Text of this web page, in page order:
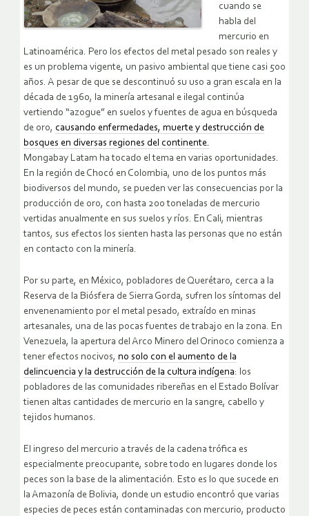
cuando se
habla del
mercurio en
Latinoamérica. Pero los efectos del metal pesado son reales y
es un problema vigente, un pasivo ambiental que tiene casi 500
años. A pesar de que se descontinuó su uso a gran escala en la
década de 1960, la minería artesanal e ilegal continúa
vertiendo “azogue” en suelos y fuentes de agua en búsqueda
de oro, causando enfermedades, muerte y destrucción de
bosques en diversas regiones del continente.
Mongabay Latam ha tocado el tema en varias oportunidades.
En la región de Chocó en Colombia, uno de los puntos más
biodiversos del mundo, se pueden ver las consecuencias por la
producción de oro, con hasta 200 toneladas de mercurio
vertidas anualmente en sus suelos y ríos. En Cali, mientras
tantos, sus efectos los sienten hasta las personas que no están
en contacto con la minería.
Por su parte, en México, pobladores de Querétaro, cerca a la
Reserva de la Biósfera de Sierra Gorda, sufren los síntomas del
envenenamiento por el metal pesado, extraído en minas
artesanales, una de las pocas fuentes de trabajo en la zona. En
Venezuela, la apertura del Arco Minero del Orinoco comienza a
tener efectos nocivos, no solo con el aumento de la
delincuencia y la destrucción de la cultura indígena: los
pobladores de las comunidades ribereñas en el Estado Bolívar
tienen altas cantidades de mercurio en la sangre, cabello y
tejidos humanos.
El ingreso del mercurio a través de la cadena trófica es
especialmente preocupante, sobre todo en lugares donde los
peces son la base de la alimentación. Esto es lo que sucede en
la Amazonía de Bolivia, donde un estudio encontró que varias
especies de peces están contaminadas con mercurio, producto